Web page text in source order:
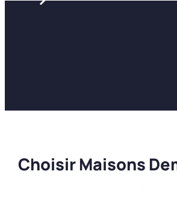
Choisir Maisons